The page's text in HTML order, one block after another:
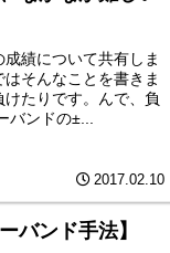
績について共有しま
そんなことを書きま
たりです。んで、負
ンドの±...
2017.02.10
バンド手法】